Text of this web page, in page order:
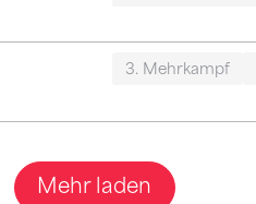
3. Mehrkampf
Mehr laden